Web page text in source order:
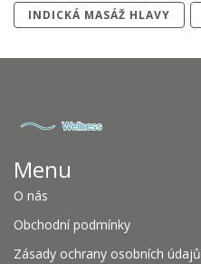
INDICKÁ MASÁŽ HLAVY
Menu
O nás
Obchodní podmínky
Zásady ochrany osobních údajů